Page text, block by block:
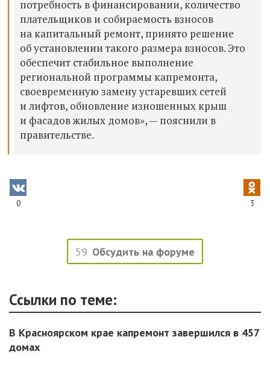
потребность в финансировании, количество
плательщиков и собираемость взносов
на капитальный ремонт, принято решение
об установлении такого размера взносов. Это
обеспечит стабильное выполнение
региональной программы капремонта,
своевременную замену устаревших сетей
и лифтов, обновление изношенных крыш
и фасадов жилых домов», — пояснили в
правительстве.
0 3
59 Обсудить на форуме
Ссылки по теме:
В Красноярском крае капремонт завершился в 457
домах